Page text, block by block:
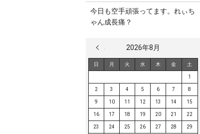
今日も空手頑張ってます。れぃち
ゃん成長痛？
2026年8月
日 月 火 水 木 金 土
1
2 3 4 5 6 7 8
9 10 11 12 13 14 15
16 17 18 19 20 21 22
23 24 25 26 27 28 29